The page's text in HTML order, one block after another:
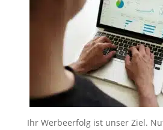
Ihr Werbeerfolg ist unser Ziel.